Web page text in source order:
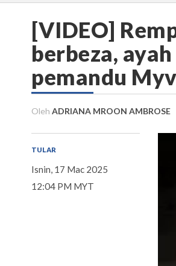
[VIDEO]
berbeza,
pemandu
Oleh ADRIANA MROON AMBROSE
TULAR
Isnin, 17 Mac 2025
12:04 PM MYT